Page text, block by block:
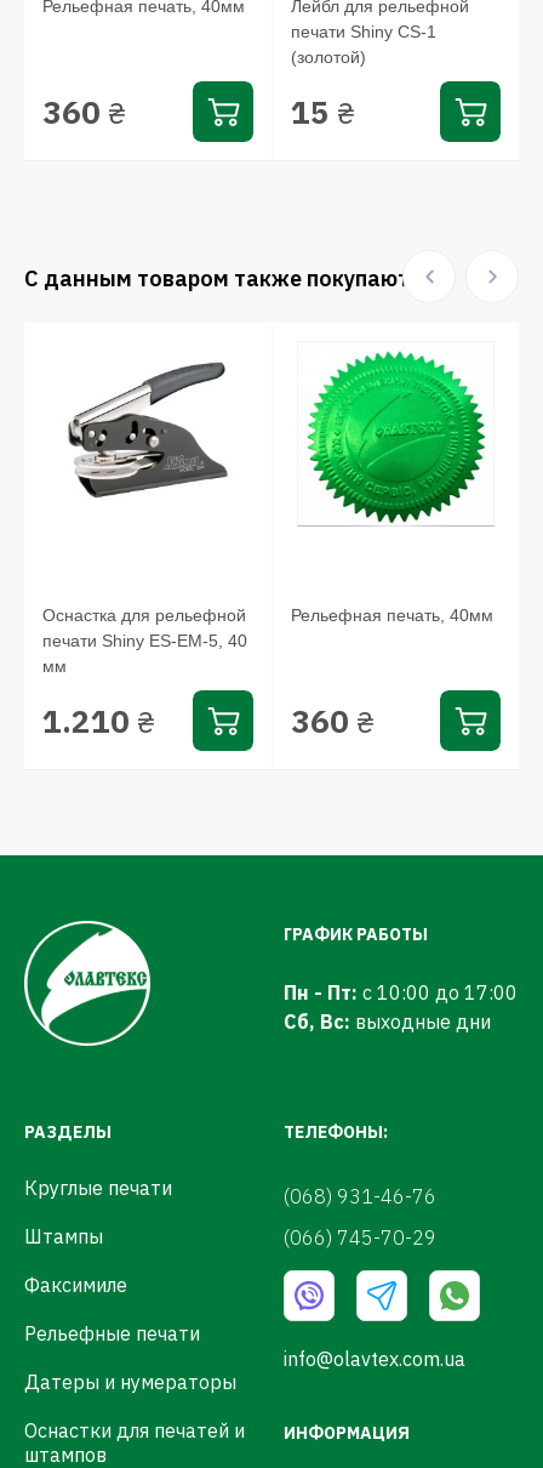
Рельефная печать, 40мм
360 ₴
Лейбл для рельефной
печати Shiny CS-1
(золотой)
15 ₴
С данным товаром также покупают:
Оснастка для рельефной
печати Shiny ES-ЕМ-5, 40
мм
1.210 ₴
Рельефная печать, 40мм
360 ₴
ГРАФИК РАБОТЫ
Пн - Пт: с 10:00 до 17:00
Сб, Вс: выходные дни
РАЗДЕЛЫ
Круглые печати
Штампы
Факсимиле
Рельефные печати
Датеры и нумераторы
Оснастки для печатей и
штампов
ТЕЛЕФОНЫ:
(068) 931-46-76
(066) 745-70-29
info@olavtex.com.ua
ИНФОРМАЦИЯ